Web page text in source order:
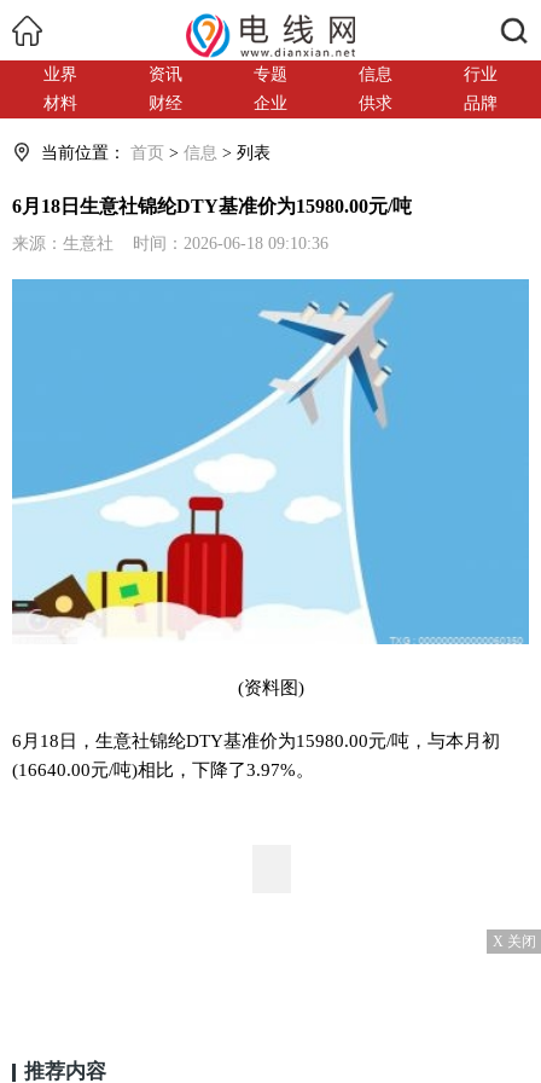
业界 资讯 专题 信息
行业
材料
财经 企业 供求 品牌
当前位置： 首页 > 信息 > 列表
6月18日生意社锦纶DTY基准价为15980.00元/吨
来源：生意社 时间：2026-06-18 09:10:36
(资料图)
6月18日，生意社锦纶DTY基准价为15980.00元/吨，与本月初
(16640.00元/吨)相比，下降了3.97%。
X 关闭
推荐内容